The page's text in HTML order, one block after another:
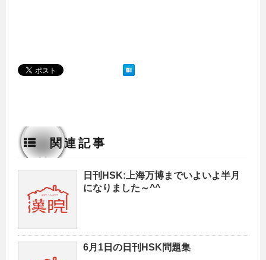
関連記事
日刊HSK:上海万博までいよいよ半月
になりました～^^
6月1日の日刊HSK問題集